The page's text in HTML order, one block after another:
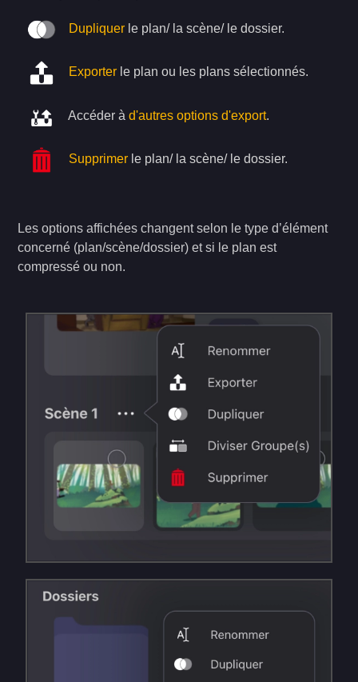
Dupliquer le plan/ la scène/ le dossier.
Exporter le plan ou les plans sélectionnés.
Accéder àd'autres options d'export.
Supprimer le plan/ la scène/ le dossier.
Les options affichées changent selon le type d’élément
concerné (plan/scène/dossier) et si le plan est
compressé ou non.